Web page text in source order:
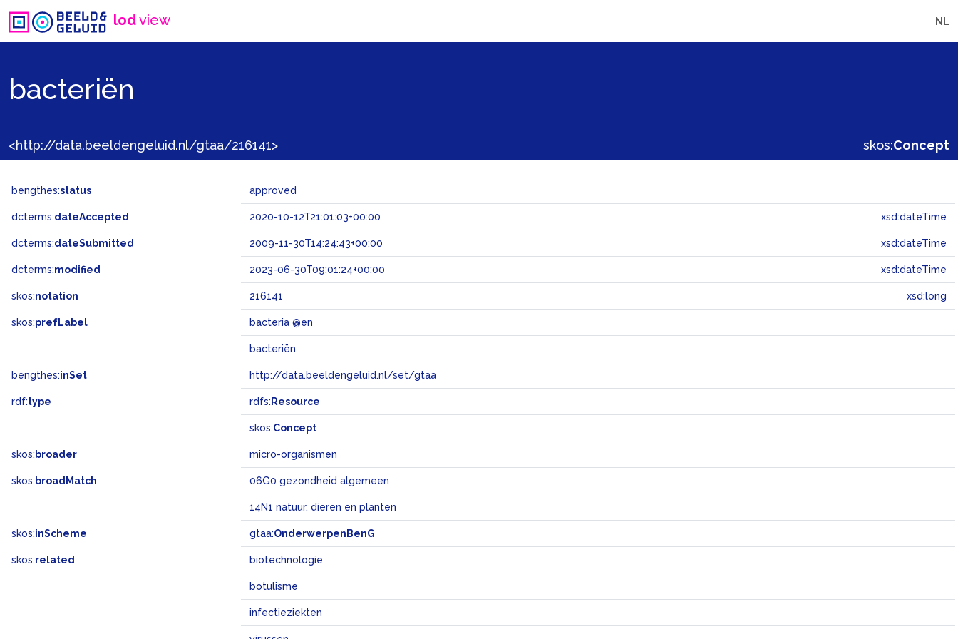
lodview NL
bacteriën
<http://data.beeldengeluid.nl/gtaa/216141> skos:Concept
bengthes:status approved
dcterms:dateAccepted 2020-10-12T21:01:03+00:00 xsd:dateTime
dcterms:dateSubmitted 2009-11-30T14:24:43+00:00 xsd:dateTime
dcterms:modified 2023-06-30T09:01:24+00:00 xsd:dateTime
skos:notation 216141 xsd:long
skos:prefLabel bacteria @en
bacteriën
bengthes:inSet http://data.beeldengeluid.nl/set/gtaa
rdf:type rdfs: Resource
skos:Concept
skos: broader micro-organismen
skos: broadMatch 06G0 gezondheid algemeen
14N1 natuur, dieren en planten
skos:inScheme gtaa:OnderwerpenBenG
skos:related biotechnologie
botulisme
infectieziekten